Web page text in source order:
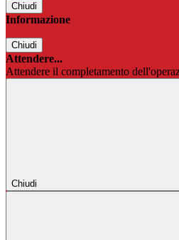
Chiudi
Informazione
Chiudi
Attendere...
Attendere il completamento
Chiudi